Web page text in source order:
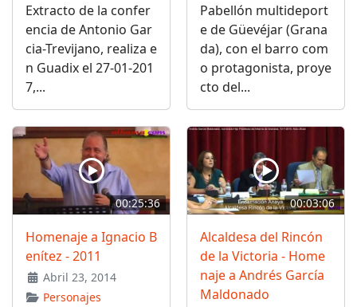
Extracto de la confer
encia de Antonio Gar
cia-Trevijano, realiza e
n Guadix el 27-01-201
7,...
Pabellón multideport
e de Güevéjar (Grana
da), con el barro com
o protagonista, proye
cto del...
00:25:36
Homenaje a Ignacio B
enítez - 2011
Abril 23, 2014
Personajes
00:03:06
Alcaldesa del Rincón
de la Victoria - Home
naje a Andrés García
Maldonado